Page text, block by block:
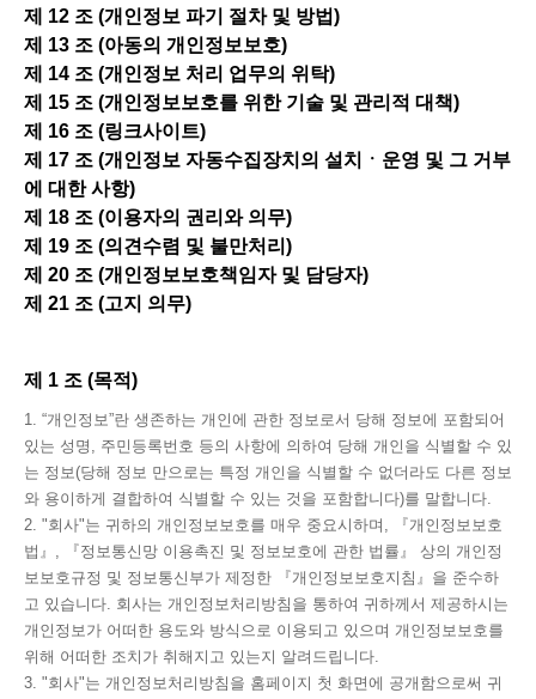
제 12 조 (개인정보 파기 절차 및 방법)
제 13 조 (아동의 개인정보보호)
제 14 조 (개인정보 처리 업무의 위탁)
제 15 조 (개인정보보호를 위한 기술 및 관리적 대책)
제 16 조 (링크사이트)
제 17 조 (개인정보 자동수집장치의 설치ㆍ운영 및 그 거부
에 대한 사항)
제 18 조 (이용자의 권리와 의무)
제 19 조 (의견수렴 및 불만처리)
제 20 조 (개인정보보호책임자 및 담당자)
제 21 조 (고지 의무)
제 1 조 (목적)
1. “개인정보”란 생존하는 개인에 관한 정보로서 당해 정보에 포함되어
있는 성명, 주민등록번호 등의 사항에 의하여 당해 개인을 식별할 수 있
는 정보(당해 정보 만으로는 특정 개인을 식별할 수 없더라도 다른 정보
와 용이하게 결합하여 식별할 수 있는 것을 포함합니다)를 말합니다.
2. "회사"는 귀하의 개인정보보호를 매우 중요시하며, 『개인정보보호
법』, 『정보통신망 이용촉진 및 정보보호에 관한 법률』 상의 개인정
보보호규정 및 정보통신부가 제정한 『개인정보보호지침』을 준수하
고 있습니다. 회사는 개인정보처리방침을 통하여 귀하께서 제공하시는
개인정보가 어떠한 용도와 방식으로 이용되고 있으며 개인정보보호를
위해 어떠한 조치가 취해지고 있는지 알려드립니다.
3. "회사"는 개인정보처리방침을 홈페이지 첫 화면에 공개함으로써 귀